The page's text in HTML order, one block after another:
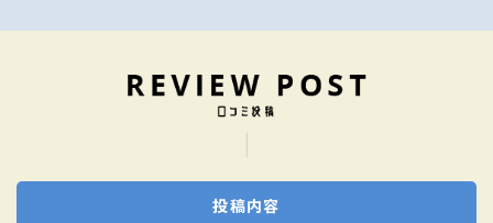
投稿内容